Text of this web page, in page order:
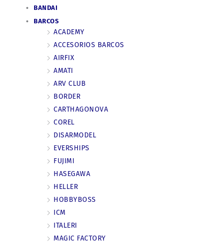
BANDAI
BARCOS
ACADEMY
ACCESORIOS BARCOS
AIRFIX
AMATI
ARV CLUB
BORDER
CARTHAGONOVA
COREL
DISARMODEL
EVERSHIPS
FUJIMI
HASEGAWA
HELLER
HOBBYBOSS
ICM
ITALERI
MAGIC FACTORY